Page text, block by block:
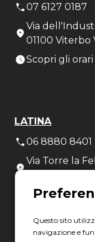
07 6127 0187
Via
01100 Viterbo
Scopri gli orari
LATINA
06 8880 8401
Via Torre la
Scopri gli orari
Questo sito
navigazione e